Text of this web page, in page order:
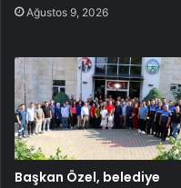
Ağustos 9, 2026
Başkan Özel, belediye